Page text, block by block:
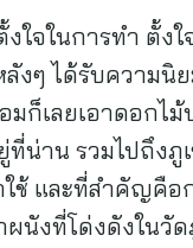
ใจในการทำ ตั้งใ
งๆ ได้รับความนิ
ก็เลยเอาดอกไม้
น่าน รวมไปถึงภู
ใช้ และที่สำคัญคือ
ผนังที่โด่งดังในวั